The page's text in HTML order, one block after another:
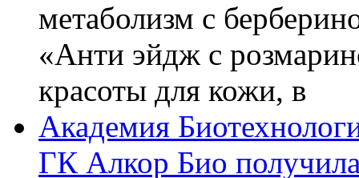
метаболизм с
«Анти эйдж с
красоты для кожи, в
Академия
ГК Алкор Био